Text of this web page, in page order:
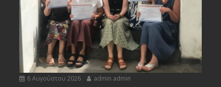
6 Αυγούστου 2026 admin admin